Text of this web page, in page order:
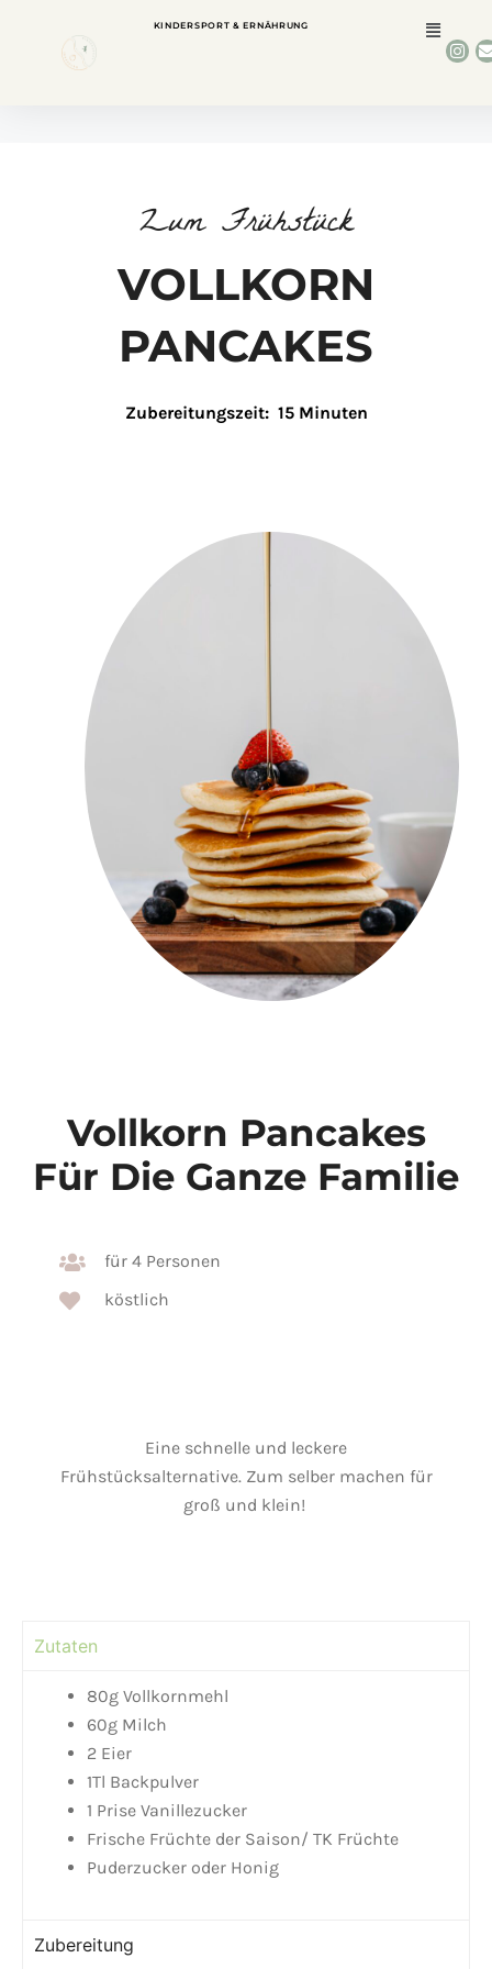
KINDERSPORT & ERNÄHRUNG
Zum Frühstück
VOLLKORN
PANCAKES
Zubereitungszeit: 15 Minuten
Vollkorn Pancakes
Für Die Ganze Familie
für 4 Personen
köstlich
Eine schnelle und leckere
Frühstücksalternative. Zum selber machen für
groß und klein!
Zutaten
80g Vollkornmehl
60g Milch
2 Eier
1Tl Backpulver
1 Prise Vanillezucker
Frische Früchte der Saison/ TK Früchte
Puderzucker oder Honig
Zubereitung